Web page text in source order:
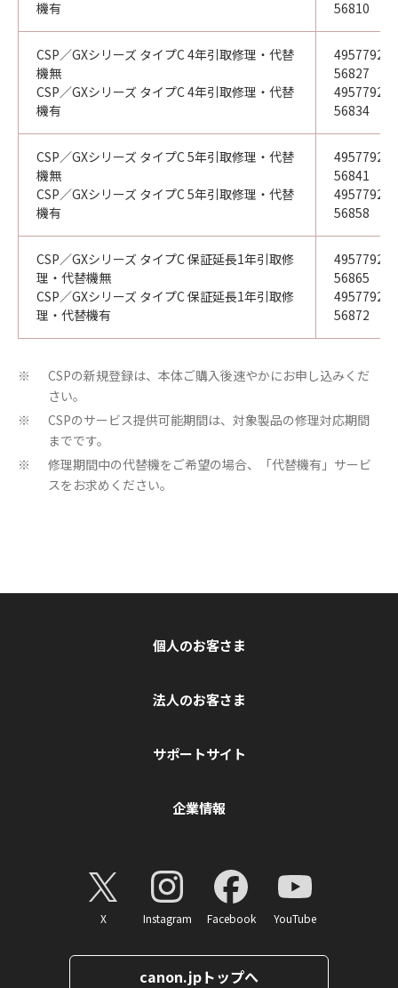
機有
56810
CSP／GXシリーズ タイプC 4年引取修理・代替
機無
CSP／GXシリーズ タイプC 4年引取修理・代替
機有
49577921
56827
49577921
56834
CSP／GXシリーズ タイプC 5年引取修理・代替
機無
CSP／GXシリーズ タイプC 5年引取修理・代替
機有
49577921
56841
49577921
56858
CSP／GXシリーズ タイプC 保証延長1年引取修
理・代替機無
CSP／GXシリーズ タイプC 保証延長1年引取修
理・代替機有
49577921
56865
49577921
56872
※
CSPの新規登録は、本体ご購入後速やかにお申し込みくだ
さい。
※
CSPのサービス提供可能期間は、対象製品の修理対応期間
までです。
※
修理期間中の代替機をご希望の場合、「代替機有」サービ
スをお求めください。
個人のお客さま
法人のお客さま
サポートサイト
企業情報
X Instagram Facebook YouTube
canon.jpトップへ